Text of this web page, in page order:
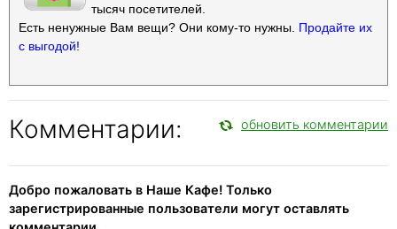
тысяч посетителей.
Есть ненужные Вам вещи? Они кому-то нужны. Продайте их
с выгодой!
Комментарии: обновить комментарии
Добро пожаловать в Наше Кафе! Только
зарегистрированные пользователи могут оставлять